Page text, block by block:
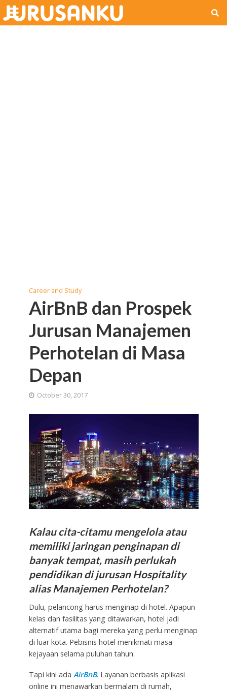
Career and Study
AirBnB dan Prospek
Jurusan Manajemen
Perhotelan di Masa
Depan
October 30, 2017
Kalau cita-citamu mengelola atau
memiliki jaringan penginapan di
banyak tempat, masih perlukah
pendidikan di jurusan Hospitality
alias Manajemen Perhotelan?
Dulu, pelancong harus menginap di hotel. Apapun
kelas dan fasilitas yang ditawarkan, hotel jadi
alternatif utama bagi mereka yang perlu menginap
di luar kota. Pebisnis hotel menikmati masa
kejayaan selama puluhan tahun.
Tapi kini ada AirBnB. Layanan berbasis aplikasi
online ini menawarkan bermalam di rumah,